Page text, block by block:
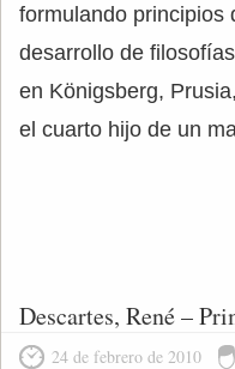
formulando principios
desarrollo de
en Königsberg,
el cuarto hijo de un
Descartes, René –
24 de febrero de 2010